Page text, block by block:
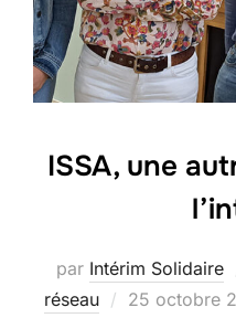
ISSA, une
par Intérim Solidaire
réseau
Publié
25 octobre